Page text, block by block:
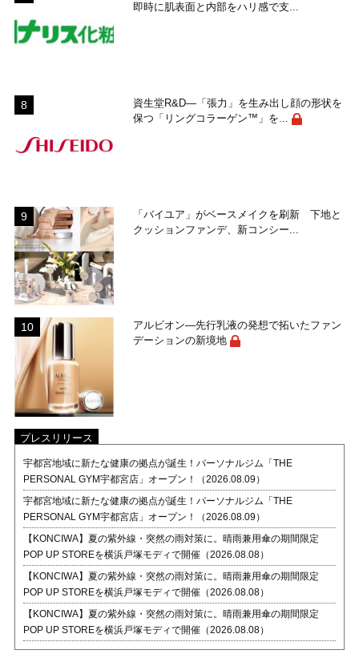
即時に肌表面と内部をハリ感で支...
資生堂R&D―「張力」を生み出し顔の形状を
保つ「リングコラーゲン™」を...
「バイユア」がベースメイクを刷新 下地と
クッションファンデ、新コンシー...
アルビオン―先行乳液の発想で拓いたファン
デーションの新境地
プレスリリース
宇都宮地域に新たな健康の拠点が誕生！パーソナルジム「THE
PERSONAL GYM宇都宮店」オープン！（2026.08.09）
宇都宮地域に新たな健康の拠点が誕生！パーソナルジム「THE
PERSONAL GYM宇都宮店」オープン！（2026.08.09）
【KONCIWA】夏の紫外線・突然の雨対策に。晴雨兼用傘の期間限定
POP UP STOREを横浜戸塚モディで開催（2026.08.08）
【KONCIWA】夏の紫外線・突然の雨対策に。晴雨兼用傘の期間限定
POP UP STOREを横浜戸塚モディで開催（2026.08.08）
【KONCIWA】夏の紫外線・突然の雨対策に。晴雨兼用傘の期間限定
POP UP STOREを横浜戸塚モディで開催（2026.08.08）